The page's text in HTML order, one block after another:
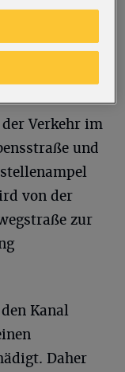
den
Verkehr im
und
von der
zur
Kanal
Daher